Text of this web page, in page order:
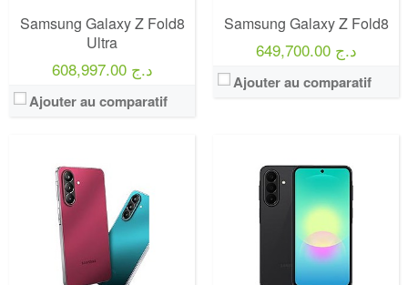
Samsung Galaxy Z Fold8
Ultra
608,997.00 د.ج
Ajouter au comparatif
Samsung Galaxy Z Fold8
649,700.00 د.ج
Ajouter au comparatif